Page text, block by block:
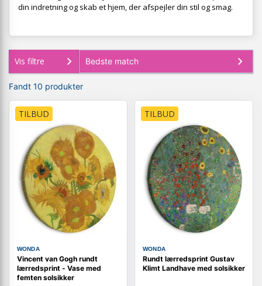
din indretning og skab et hjem, der afspejler din stil og smag.
Vis filtre
Fandt 10 produkter
TILBUD
WONDA
Vincent van Gogh rundt
lærredsprint - Vase med
femten solsikker
TILBUD
WONDA
Rundt lærredsprint Gustav
Klimt Landhave med solsikker